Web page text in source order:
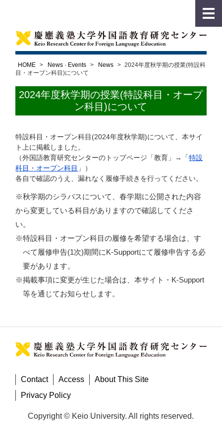
HOME > News · Events > News > 2024年度秋学期の授業(特設科
目・オープン科目)について
2024年度秋学期の授業(特設科目・オープ
ン科目)について
特設科目・オープン科目(2024年度秋学期)について、本サイ
ト上に掲載しました。
（外国語教育研究センターのトップページ「教育」→「特設
科目・オープン科目 」）
各自で確認のうえ、漏れなく履修手続きを行ってください。
※秋学期のシラバスについて、春学期に公開された内容
から変更している科目がありますので確認してくださ
い。
※特設科目・オープン科目の履修を希望する場合は、す
べて履修申告(1次)期間にK-Supportにて履修申告する必
要があります。
※掲載事項に変更が生じた場合は、本サイト・K-Support
等を通じてお知らせします。
Contact Access
About This Site
Privacy Policy
Copyright © Keio University. All rights reserved.